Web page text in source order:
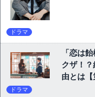
ドラマ
「恋は
クザ！
由とは【
ドラマ